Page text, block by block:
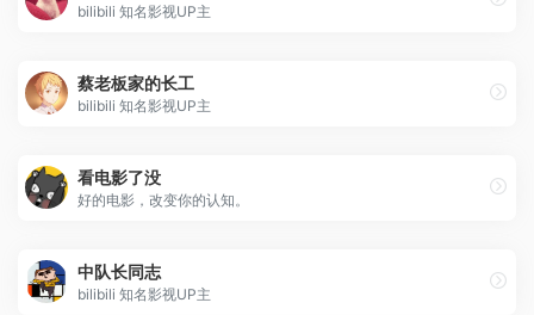
bilibili 知名影视UP主
蔡老板家的长工
bilibili 知名影视UP主
看电影了没
好的电影，改变你的认知。
中队长同志
bilibili 知名影视UP主